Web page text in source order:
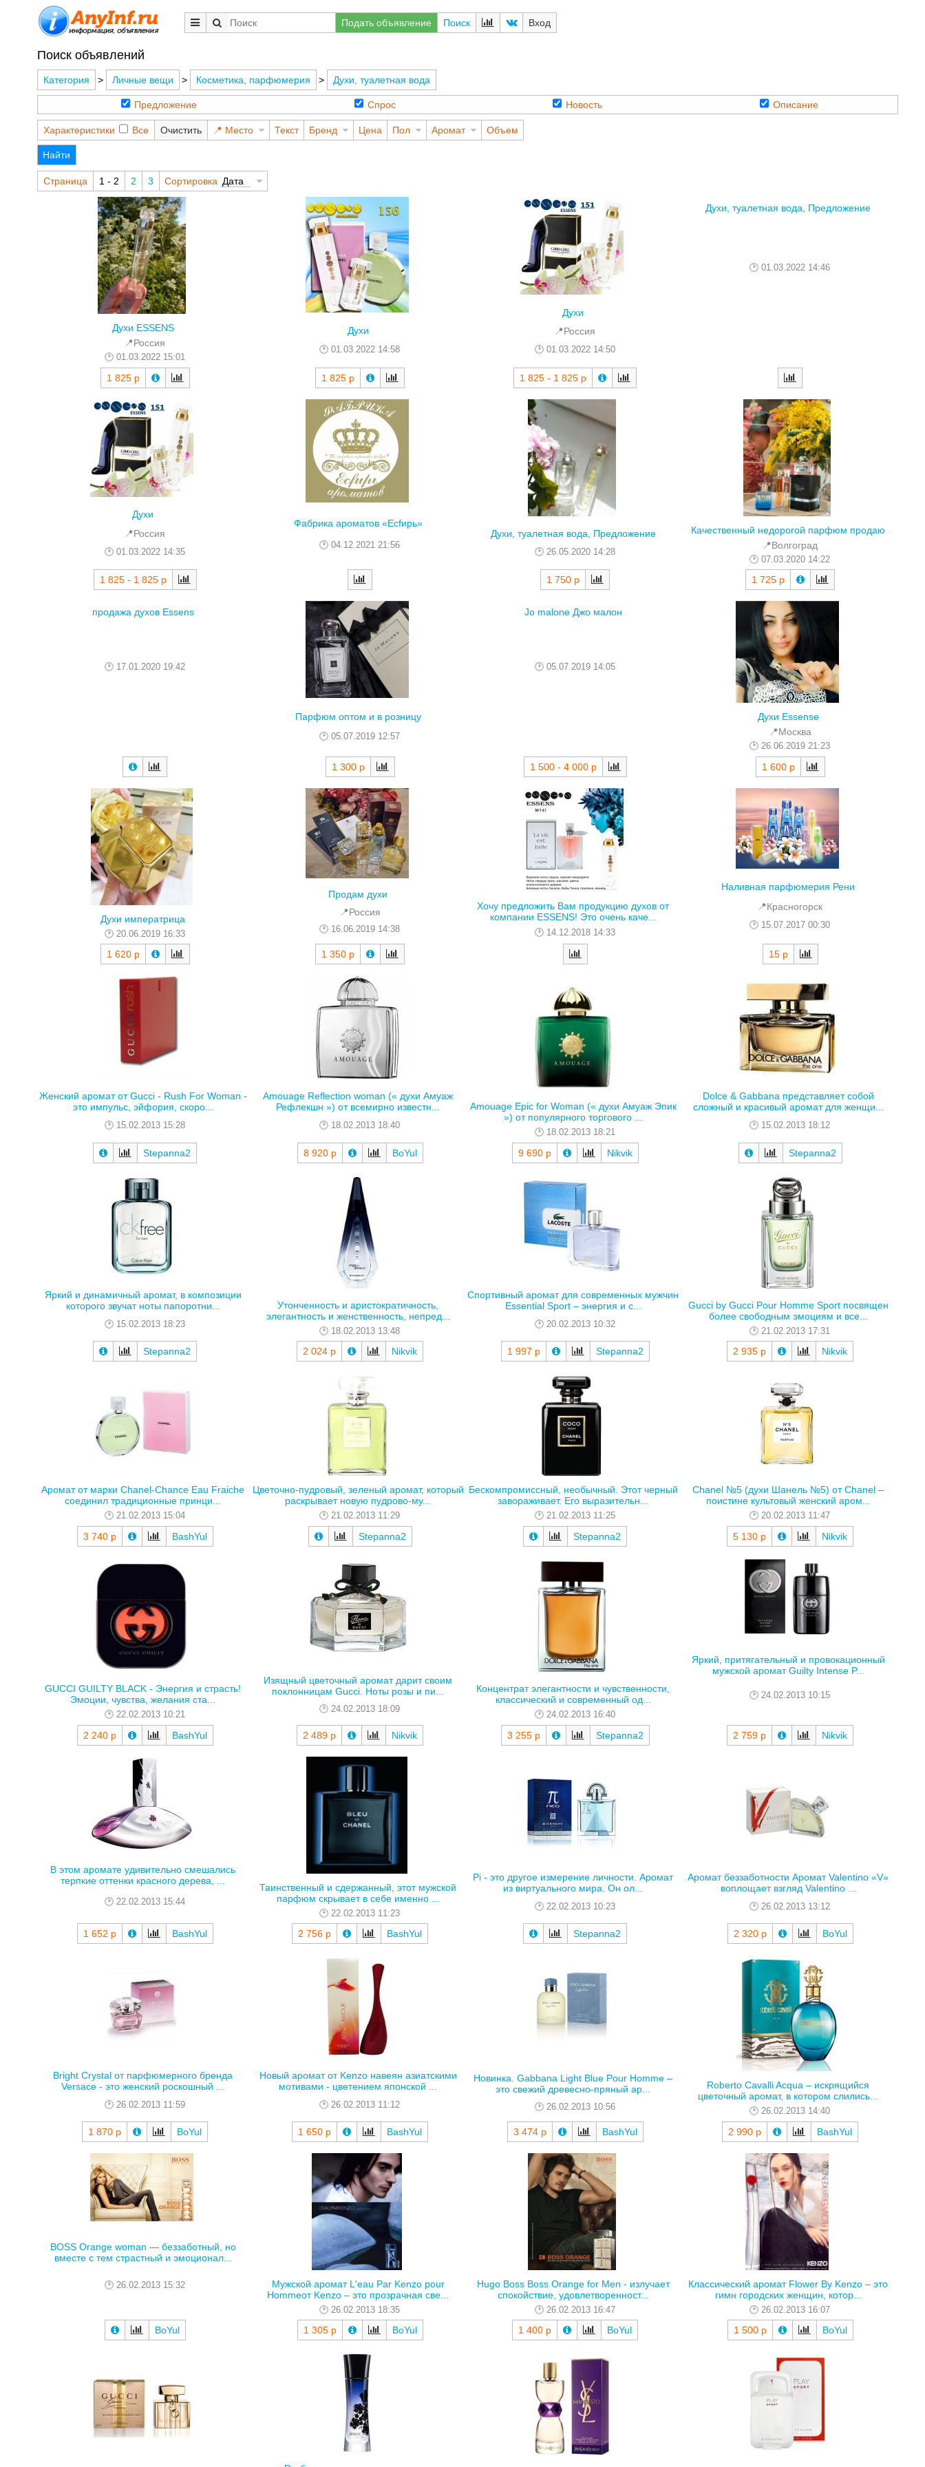
Подать объявление Поиск Вход
Поиск объявлений
Категория > Личные вещи > Косметика, парфюмерия > Духи, туалетная вода
Предложение Спрос Новость Описание
Характеристики Все Очистить Место Текст Бренд Цена Пол Аромат Объем
Найти
Страница 1 - 2 2 3 Сортировка Дата
Духи ESSENS
📍Россия
01.03.2022 15:01
1 825 р
Духи
01.03.2022 14:58
1 825 р
Духи
📍Россия
01.03.2022 14:50
1 825 - 1 825 р
Духи, туалетная вода, Предложение
01.03.2022 14:46
Духи
📍Россия
01.03.2022 14:35
1 825 - 1 825 р
Фабрика ароматов «Есfирь»
04.12.2021 21:56
Духи, туалетная вода, Предложение
26.05.2020 14:28
1 750 р
Качественный недорогой парфюм продаю
📍Волгоград
07.03.2020 14:22
1 725 р
продажа духов Essens
17.01.2020 19:42
Парфюм оптом и в розницу
05.07.2019 12:57
1 300 р
Jo malone Джо малон
05.07.2019 14:05
1 500 - 4 000 р
Духи Essense
📍Москва
26.06.2019 21:23
1 600 р
Духи императрица
20.06.2019 16:33
1 620 р
Продам духи
📍Россия
16.06.2019 14:38
1 350 р
Хочу предложить Вам продукцию духов от
компании ESSENS! Это очень каче...
14.12.2018 14:33
Наливная парфюмерия Рени
📍Красногорск
15.07.2017 00:30
15 р
Женский аромат от Gucci - Rush For Woman -
это импульс, эйфория, скоро...
15.02.2013 15:28
Stepanna2
Amouage Reflection woman (« духи Амуаж
Рефлекшн ») от всемирно известн...
18.02.2013 18:40
8 920 р BoYul
Amouage Epic for Woman (« духи Амуаж Эпик
») от популярного торгового ...
18.02.2013 18:21
9 690 р Nikvik
Dolce & Gabbana представляет собой
сложный и красивый аромат для женщи...
15.02.2013 18:12
Stepanna2
Яркий и динамичный аромат, в композиции
которого звучат ноты папоротни...
15.02.2013 18:23
Stepanna2
Утонченность и аристократичность,
элегантность и женственность, непред...
18.02.2013 13:48
2 024 р Nikvik
Спортивный аромат для современных мужчин
Essential Sport – энергия и с...
20.02.2013 10:32
1 997 р Stepanna2
Gucci by Gucci Pour Homme Sport посвящен
более свободным эмоциям и все...
21.02.2013 17:31
2 935 р Nikvik
Аромат от марки Chanel-Chance Eau Fraiche
соединил традиционные принци...
21.02.2013 15:04
3 740 р BashYul
Цветочно-пудровый, зеленый аромат, который
раскрывает новую пудрово-му...
21.02.2013 11:29
Stepanna2
Бескомпромиссный, необычный. Этот черный
завораживает. Его выразительн...
21.02.2013 11:25
Stepanna2
Chanel №5 (духи Шанель №5) от Chanel –
поистине культовый женский аром...
20.02.2013 11:47
5 130 р Nikvik
GUCCI GUILTY BLACK - Энергия и страсть!
Эмоции, чувства, желания ста...
22.02.2013 10:21
2 240 р BashYul
Изящный цветочный аромат дарит своим
поклонницам Gucci. Ноты розы и пи...
24.02.2013 18:09
2 489 р Nikvik
Концентрат элегантности и чувственности,
классический и современный од...
24.02.2013 16:40
3 255 р Stepanna2
Яркий, притягательный и провокационный
мужской аромат Guilty Intense P...
24.02.2013 10:15
2 759 р Nikvik
В этом аромате удивительно смешались
терпкие оттенки красного дерева, ...
22.02.2013 15:44
1 652 р BashYul
Таинственный и сдержанный, этот мужской
парфюм скрывает в себе именно ...
22.02.2013 11:23
2 756 р BashYul
Pi - это другое измерение личности. Аромат
из виртуального мира. Он ол...
22.02.2013 10:23
Stepanna2
Аромат беззаботности Аромат Valentino «V»
вопло­щает взгляд Valentino ...
26.02.2013 13:12
2 320 р BoYul
Bright Crystal от парфюмерного бренда
Versace - это женский роскошный ...
26.02.2013 11:59
1 870 р BoYul
Новый аромат от Kenzo навеян азиатскими
мотивами - цветением японской ...
26.02.2013 11:12
1 650 р BashYul
Новинка. Gabbana Light Blue Pour Homme –
это свежий древесно-пряный ар...
26.02.2013 10:56
3 474 р BashYul
Roberto Cavalli Acqua – искрящийся
цветочный аромат, в котором слились...
26.02.2013 14:40
2 990 р BashYul
BOSS Orange woman — беззаботный, но
вместе с тем страстный и эмоционал...
26.02.2013 15:32
BoYul
Мужской аромат L'eau Par Kenzo pour
Hommeот Kenzo – это прозрачная све...
26.02.2013 18:35
1 305 р BoYul
Hugo Boss Boss Orange for Men - излучает
спокойствие, удовлетворенност...
26.02.2013 16:47
1 400 р BoYul
Классический аромат Flower By Kenzo – это
гимн городских женщин, котор...
26.02.2013 16:07
1 500 р BoYul